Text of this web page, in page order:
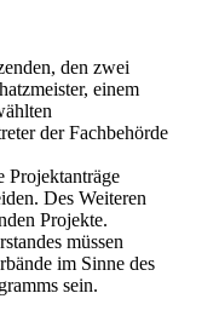
den zwei
einem
der Fachbehörde
Projektanträge
Des Weiteren
Projekte.
müssen
im Sinne des
sein.